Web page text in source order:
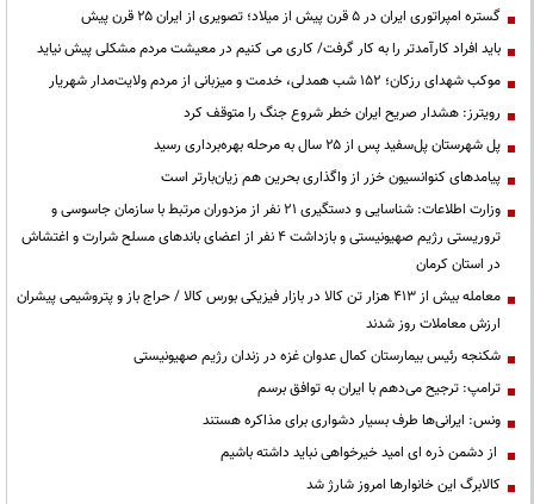
گستره امپراتوری ایران در ۵ قرن پیش از میلاد؛ تصویری از ایران ۲۵ قرن پیش
باید افراد کارآمدتر را به کار گرفت/ کاری می کنیم در معیشت مردم مشکلی پیش نیاید
موکب شهدای رزکان؛ ۱۵۲ شب همدلی، خدمت و میزبانی از مردم ولایت‌مدار شهریار
رویترز: هشدار صریح ایران خطر شروع جنگ را متوقف کرد
پل شهرستان پل‌سفید پس از ۲۵ سال به مرحله بهره‌برداری رسید
پیامدهای کنوانسیون خزر از واگذاری بحرین هم زیان‌بارتر است
وزارت اطلاعات: شناسایی و دستگیری ۲۱ نفر از مزدوران مرتبط با سازمان جاسوسی و
تروریستی رژیم صهیونیستی و بازداشت ۴ نفر از اعضای باندهای مسلح شرارت و اغتشاش
در استان کرمان
معامله بیش از ۴۱۳ هزار تن کالا در بازار فیزیکی بورس کالا / حراج باز و پتروشیمی پیشران
ارزش معاملات روز شدند
شکنجه رئیس بیمارستان کمال عدوان غزه در زندان رژیم صهیونیستی
ترامپ: ترجیح می‌دهم با ایران به توافق برسم
ونس: ایرانی‌ها طرف بسیار دشواری برای مذاکره هستند
از دشمن ذره ای امید خیرخواهی نباید داشته باشیم
کالابرگ این خانوارها امروز شارژ شد